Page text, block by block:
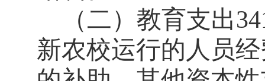
（二）教育支出
新农校运行的人员